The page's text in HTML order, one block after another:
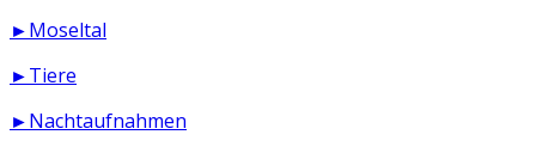
►Moseltal
►Tiere
►Nachtaufnahmen